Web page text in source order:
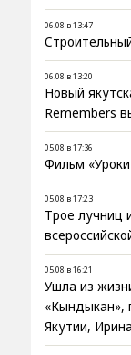
06.08 в 13:47
06.08 в 13:20
Новый
Remembers
05.08 в 17:36
Фильм
05.08 в 17:23
Трое лучниц
05.08 в 16:21
Ушла из
«Кындыкан»,
Якутии,